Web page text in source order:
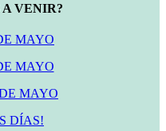
A VENIR?
MAYO
MAYO
MAYO
DÍAS!